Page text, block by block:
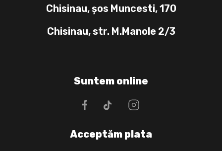
Chisinau, șos Muncesti, 170
Chisinau, str. M.Manole 2/3
Suntem online
Acceptăm plata